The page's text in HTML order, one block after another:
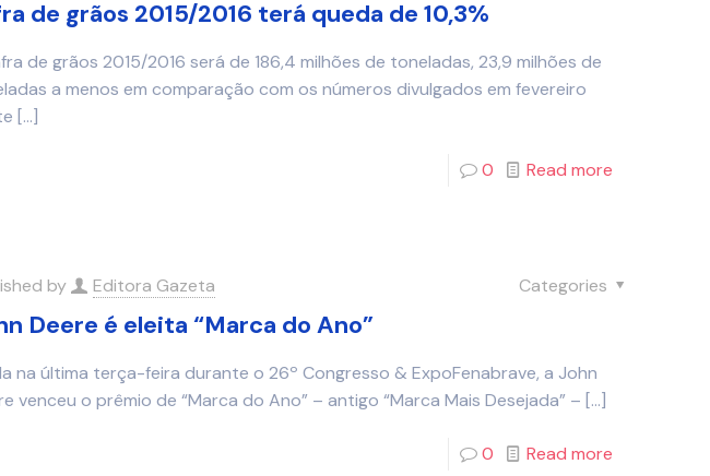
de grãos 2015/2016 terá queda de 10,3%
de grãos 2015/2016 será de 186,4 milhões de toneladas, 23,9 milhões de
a menos em comparação com os números divulgados em fevereiro
[…]
0 Read more
by Editora Gazeta Categories
Deere é eleita “Marca do Ano”
na última terça-feira durante o 26º Congresso & ExpoFenabrave, a John
venceu o prêmio de “Marca do Ano” – antigo “Marca Mais Desejada” – […]
0 Read more